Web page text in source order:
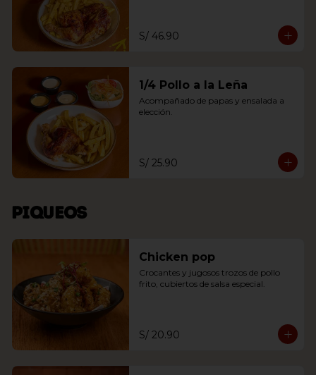
S/ 46.90
1/4 Pollo a la Leña
Acompañado de papas y ensalada a
elección.
S/ 25.90
Piqueos
Chicken pop
Crocantes y jugosos trozos de pollo
frito, cubiertos de salsa especial.
S/ 20.90